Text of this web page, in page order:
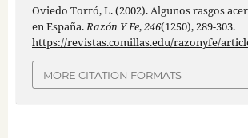
Oviedo Torró, L. (2002). Algunos rasgos
en España.Razón Y Fe,246(1250), 289-303.
https://revistas.comillas.edu/razonyfe/
MORE CITATION FORMATS